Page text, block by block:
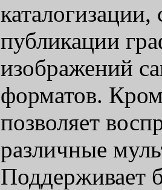
публикации
изображений
форматов.
позволяет
различные
Поддерживает